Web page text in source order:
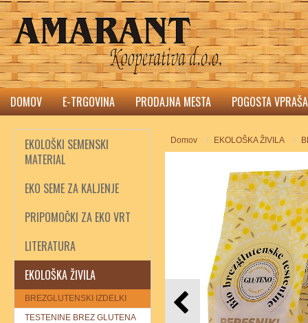
DOMOV E-TRGOVINA PRODAJNA MESTA POGOSTA
EKOLOŠKI SEMENSKI
MATERIAL
EKO SEME ZA KALJENJE
PRIPOMOČKI ZA EKO VRT
LITERATURA
EKOLOŠKA ŽIVILA
BREZGLUTENSKI IZDELKI
TESTENINE BREZ GLUTENA
Domov EKOLOŠKA ŽIVILA